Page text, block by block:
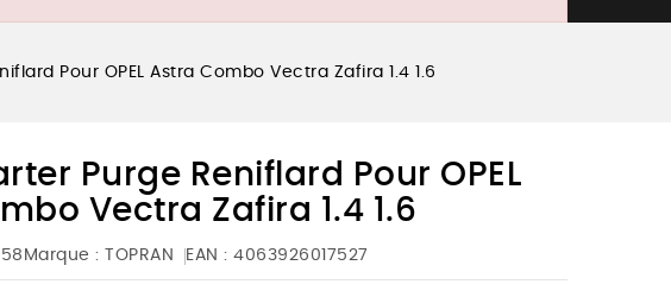
Pour OPEL Astra Combo Vectra Zafira 1.4 1.6
Purge Reniflard Pour OPEL
Vectra Zafira 1.4 1.6
Marque : TOPRAN EAN : 4063926017527